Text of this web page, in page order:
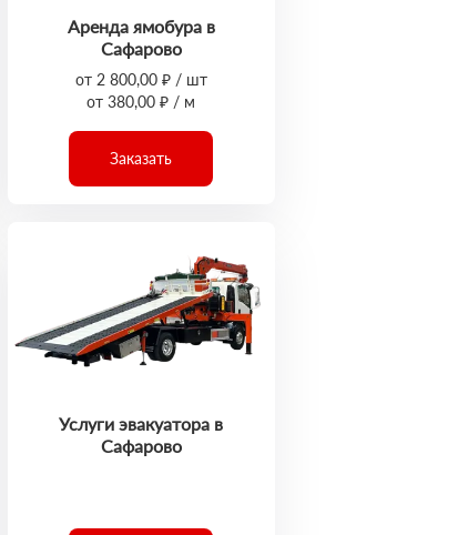
Аренда ямобура в
Сафарово
от 2 800,00 ₽ / шт
от 380,00 ₽ / м
Заказать
Услуги эвакуатора в
Сафарово